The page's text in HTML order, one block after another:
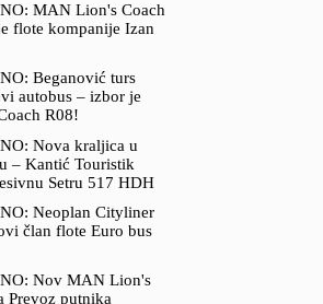
MAN Lion's Coach
flote kompanije Izan
Beganović turs
autobus – izbor je
R08!
Nova kraljica u
– Kantić Touristik
Setru 517 HDH
Neoplan Cityliner
član flote Euro bus
Nov MAN Lion's
Prevoz putnika